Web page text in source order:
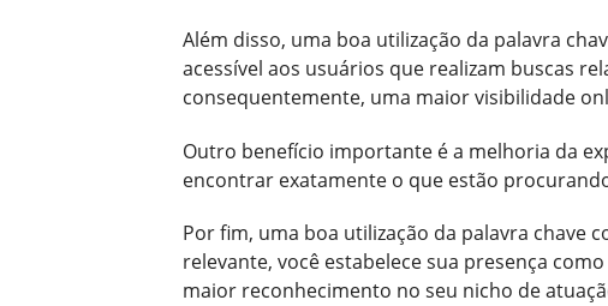
Além disso, uma boa utilização da palavra
acessível aos usuários que realizam buscas
consequentemente, uma maior visibilidade
Outro benefício importante é a melhoria da
encontrar exatamente o que estão
Por fim, uma boa utilização da palavra
relevante, você estabelece sua presença
maior reconhecimento no seu nicho de